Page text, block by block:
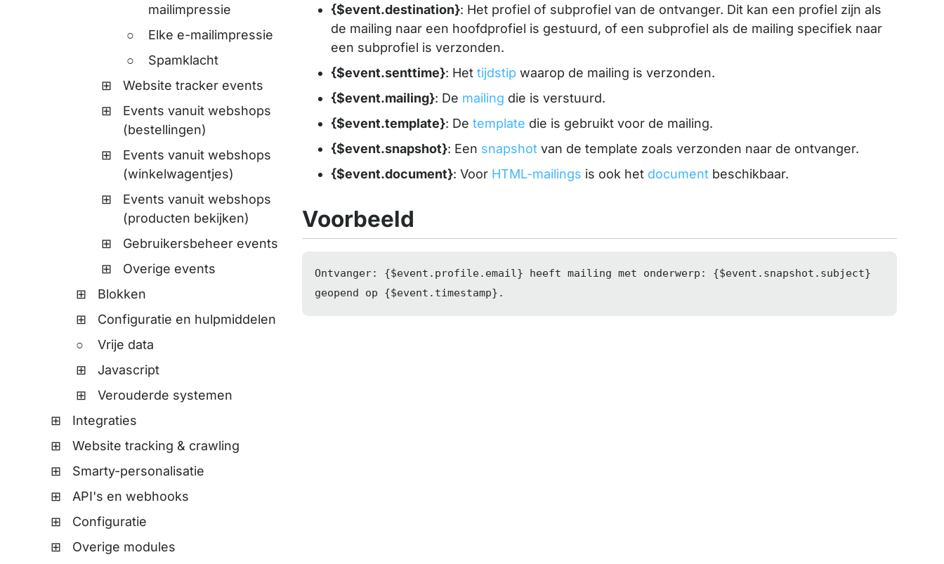
mailimpressie
Elke e-mailimpressie
Spamklacht
Website tracker events
Events vanuit webshops
(bestellingen)
Events vanuit webshops
(winkelwagentjes)
Events vanuit webshops
(producten bekijken)
Gebruikersbeheer events
Overige events
Blokken
Configuratie en hulpmiddelen
Vrije data
Javascript
Verouderde systemen
Integraties
Website tracking & crawling
Smarty-personalisatie
API's en webhooks
Configuratie
Overige modules
{$event.destination}: Het profiel of subprofiel van de ontvanger. Dit kan een profiel zijn als
de mailing naar een hoofdprofiel is gestuurd, of een subprofiel als de mailing specifiek naar
een subprofiel is verzonden.
{$event.senttime}: Het tijdstip waarop de mailing is verzonden.
{$event.mailing}: De mailing die is verstuurd.
{$event.template}: De template die is gebruikt voor de mailing.
{$event.snapshot}: Een snapshotvan de template zoals verzonden naar de ontvanger.
{$event.document}: Voor HTML-mailings is ook het documentbeschikbaar.
Voorbeeld
Ontvanger: {$event .profile.email} heeft mailing met onderwerp: {$event .snapshot.subject}
geopend op {$event .timestamp}.